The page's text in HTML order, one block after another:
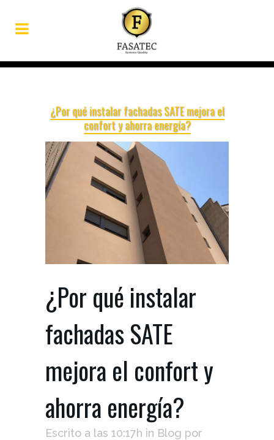
¿Por qué instalar fachadas SATE mejora el
confort y ahorra energía?
¿Por qué instalar
fachadas SATE
mejora el confort y
ahorra energía?
Escrito a las 10:17h in Blog por